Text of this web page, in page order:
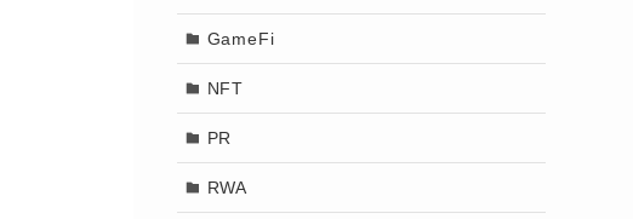
GameFi
NFT
PR
RWA